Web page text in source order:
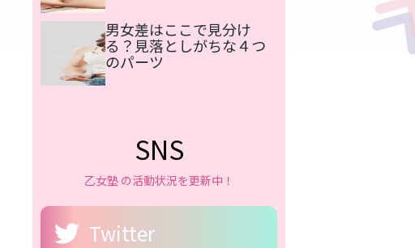
男女差はここで見分け
る？見落としがちな４つ
のパーツ
SNS
乙女塾 の活動状況を更新中！
Twitter